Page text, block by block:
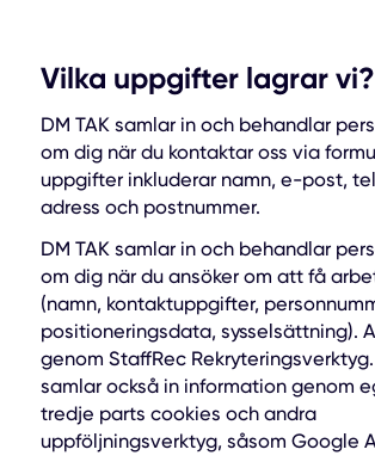
Vilka uppgifter lagrar vi?
DM TAK samlar in och behandlar
om dig när du kontaktar oss via
uppgifter inkluderar namn, e-post,
adress och postnummer.
DM TAK samlar in och behandlar
om dig när du ansöker om att få
(namn, kontaktuppgifter,
positioneringsdata, sysselsättning).
genom StaffRec Rekryteringsverktyg.
samlar också in information genom
tredje parts cookies och andra
uppföljningsverktyg, såsom Google